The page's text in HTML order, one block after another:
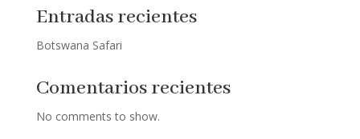
Entradas recientes
Botswana Safari
Comentarios recientes
No comments to show.